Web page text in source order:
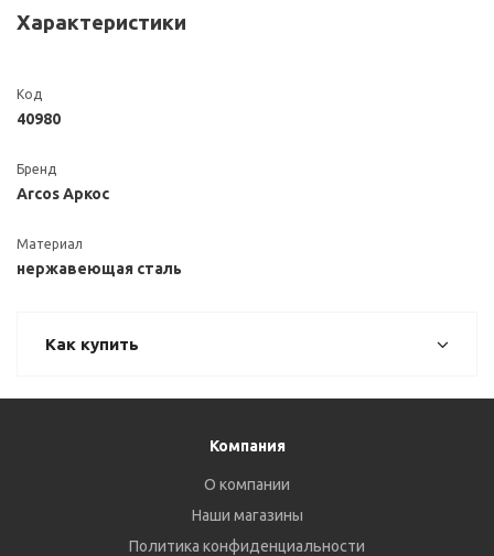
Характеристики
Код
40980
Бренд
Arcos Аркос
Материал
нержавеющая сталь
Как купить
Компания
О компании
Наши магазины
Политика конфиденциальности